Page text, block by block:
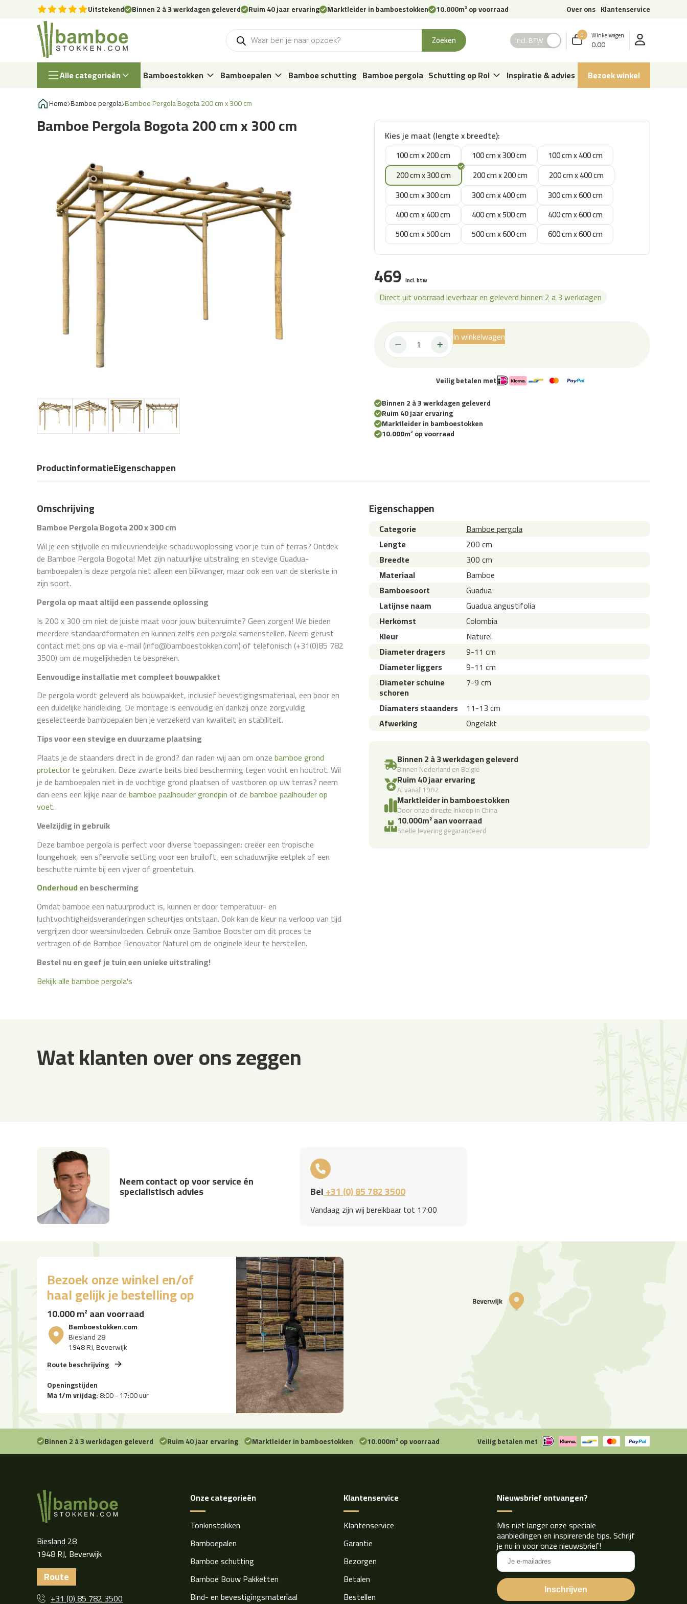
Uitstekend Binnen 2 à 3 werkdagen geleverd Ruim 40 jaar ervaring Marktleider in bamboestokken 10.000m² op voorraad Over ons Klantenservice
Producten
zoeken Incl. BTW 0 Winkelwagen
0.00
Alle categorieën Bamboestokken Bamboepalen Bamboe schutting Bamboe pergola Schutting op Rol Inspiratie & advies Bezoek winkel
Home»Bamboe pergola»Bamboe Pergola Bogota 200 cm x 300 cm
Bamboe Pergola Bogota 200 cm x 300 cm Kies je maat (lengte x breedte):
100 cm x 200 cm 100 cm x 300 cm
100 cm x 400 cm
200 cm x 300 cm
200 cm x 200 cm
200 cm x 400 cm
300 cm x 300 cm
300 cm x 400 cm
300 cm x 600 cm
400 cm x 400 cm
400 cm x 500 cm
400 cm x 600 cm
500 cm x 500 cm
500 cm x 600 cm 600 cm x 600 cm
469 Incl. btw
Direct uit voorraad leverbaar en geleverd binnen 2 a 3 werkdagen
Bamboe
Pergola
Bogota
300
cm
aantal
In winkelwagen
Veilig betalen met
Binnen 2 à 3 werkdagen geleverd
Ruim 40 jaar ervaring
Marktleider in bamboestokken
10.000m² op voorraad
ProductinformatieEigenschappen
Omschrijving
Bamboe Pergola Bogota 200 x 300 cm
Wil je een stijlvolle en milieuvriendelijke schaduwoplossing voor je tuin of terras? Ontdek
de Bamboe Pergola Bogota! Met zijn natuurlijke uitstraling en stevige Guadua-
bamboepalen is deze pergola niet alleen een blikvanger, maar ook een van de sterkste in
zijn soort.
Pergola op maat altijd een passende oplossing
Is 200 x 300 cm niet de juiste maat voor jouw buitenruimte? Geen zorgen! We bieden
meerdere standaardformaten en kunnen zelfs een pergola samenstellen. Neem gerust
contact met ons op via e-mail (info@bamboestokken.com) of telefonisch (+31(0)85 782
3500) om de mogelijkheden te bespreken.
Eenvoudige installatie met compleet bouwpakket
De pergola wordt geleverd als bouwpakket, inclusief bevestigingsmateriaal, een boor en
een duidelijke handleiding. De montage is eenvoudig en dankzij onze zorgvuldig
geselecteerde bamboepalen ben je verzekerd van kwaliteit en stabiliteit.
Tips voor een stevige en duurzame plaatsing
Plaats je de staanders direct in de grond? dan raden wij aan om onzebamboe grond
protectorte gebruiken. Deze zwarte beits bied bescherming tegen vocht en houtrot. Wil
je de bamboepalen niet in de vochtige grond plaatsen of vastboren op uw terras? neem
dan eens een kijkje naar debamboe paalhouder grondpinof debamboe paalhouder op
voet.
Veelzijdig in gebruik
Deze bamboe pergola is perfect voor diverse toepassingen: creëer een tropische
loungehoek, een sfeervolle setting voor een bruiloft, een schaduwrijke eetplek of een
beschutte ruimte bij een vijver of groentetuin.
Onderhouden bescherming
Omdat bamboe een natuurproduct is, kunnen er door temperatuur- en
luchtvochtigheidsveranderingen scheurtjes ontstaan. Ook kan de kleur na verloop van tijd
vergrijzen door weersinvloeden. Gebruik onze Bamboe Booster om dit proces te
vertragen of de Bamboe Renovator Naturel om de originele kleur te herstellen.
Bestel nu en geef je tuin een unieke uitstraling!
Bekijk alle bamboe pergola's
Eigenschappen
Categorie
Bamboe pergola
Lengte
200 cm
Breedte
300 cm
Materiaal
Bamboe
Bamboesoort
Guadua
Latijnse naam
Guadua angustifolia
Herkomst
Colombia
Kleur
Naturel
Diameter dragers
9-11 cm
Diameter liggers
9-11 cm
Diameter schuine
schoren
7-9 cm
Diamaters staanders 11-13 cm
Afwerking
Ongelakt
Binnen 2 à 3 werkdagen geleverd
Binnen Nederland en België
Ruim 40 jaar ervaring
Al vanaf 1982
Marktleider in bamboestokken
Door onze directe inkoop in China
10.000m² aan voorraad
Snelle levering gegarandeerd
Wat klanten over ons zeggen
Neem contact op voor service én
specialistisch advies Bel+31 (0) 85 782 3500
Vandaag zijn wij bereikbaar tot 17:00
Bezoek onze winkel en/of
haal gelijk je bestelling op
10.000 m² aan voorraad
Bamboestokken.com
Biesland 28
1948 RJ, Beverwijk
Route beschrijving
Openingstijden
Ma t/m vrijdag:8:00 - 17:00 uur
Binnen 2 à 3 werkdagen geleverd Ruim 40 jaar ervaring Marktleider in bamboestokken 10.000m² op voorraad Veilig betalen met
Biesland 28
1948 RJ, Beverwijk
Route
+31 (0) 85 782 3500
Onze categorieën
Tonkinstokken
Bamboepalen
Bamboe schutting
Bamboe Bouw Pakketten
Bind- en bevestigingsmateriaal
Klantenservice
Klantenservice
Garantie
Bezorgen
Betalen
Bestellen
Nieuwsbrief ontvangen?
Mis niet langer onze speciale
aanbiedingen en inspirerende tips. Schrijf
je nu in voor onze nieuwsbrief!
Nieuwsbrief
Mis niet langer onze speciale aanbiedingen en inspirerende tips. Schrijf je nu in voor onze nieuwsbrief!